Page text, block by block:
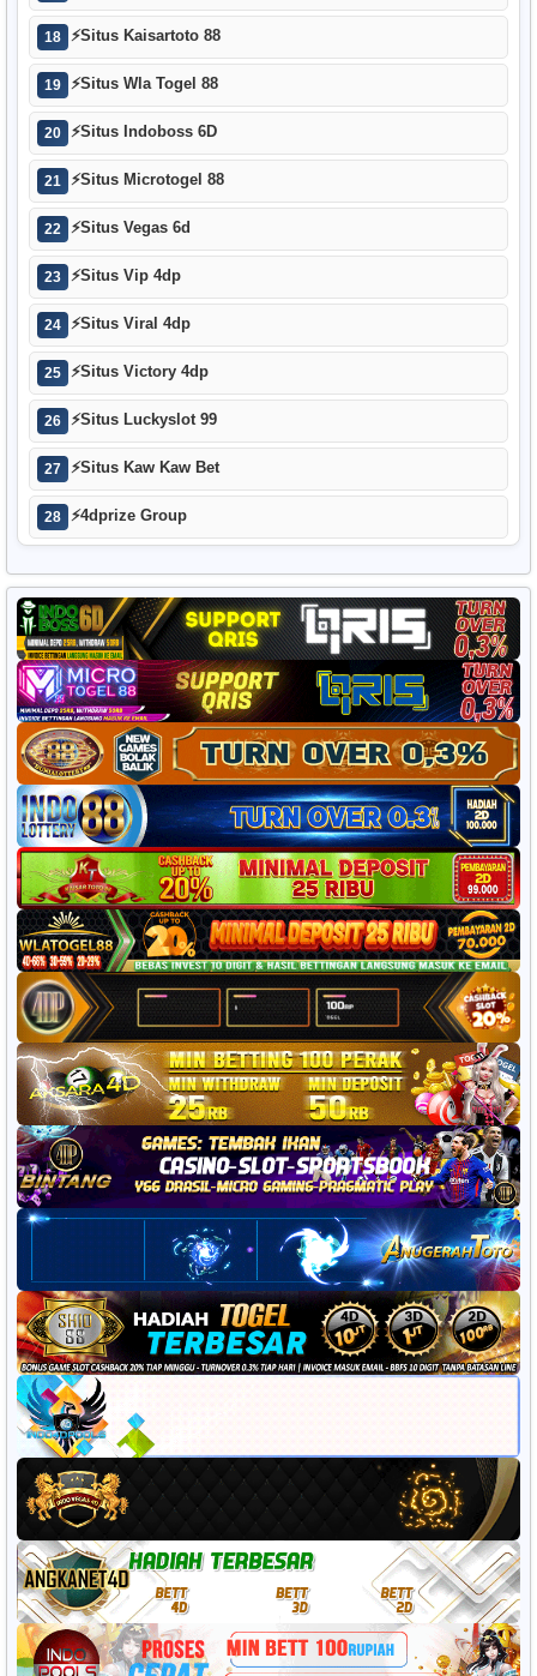
18 ⚡Situs Kaisartoto 88
19 ⚡Situs Wla Togel 88
20 ⚡Situs Indoboss 6D
21 ⚡Situs Microtogel 88
22 ⚡Situs Vegas 6d
23 ⚡Situs Vip 4dp
24 ⚡Situs Viral 4dp
25 ⚡Situs Victory 4dp
26 ⚡Situs Luckyslot 99
27 ⚡Situs Kaw Kaw Bet
28 ⚡4dprize Group